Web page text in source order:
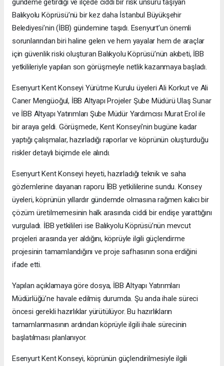
Balıkyolu Köprüsü’nü bir kez daha İstanbul Büyükşehir
Belediyesi’nin (İBB) gündemine taşıdı. Esenyurt’un önemli
sorunlarından biri haline gelen ve hem yayalar hem de araçlar
için güvenlik riski oluşturan Balıkyolu Köprüsü’nün akıbeti, İBB
yetkilileriyle yapılan son görüşmeyle netlik kazanmaya başladı.
Esenyurt Kent Konseyi Yürütme Kurulu üyeleri Ali Korkut ve Ali
Caner Mengüoğul, İBB Altyapı Projeler Şube Müdürü Ulaş Sunar
ve İBB Altyapı Yatırımları Şube Müdür Yardımcısı Murat Erol ile
bir araya geldi. Görüşmede, Kent Konseyi'nin bugüne kadar
yaptığı çalışmalar, hazırladığı raporlar ve köprünün oluşturduğu
riskler detaylı biçimde ele alındı.
Esenyurt Kent Konseyi heyeti, hazırladığı teknik ve saha
gözlemlerine dayanan raporu İBB yetkililerine sundu. Konsey
üyeleri, köprünün yıllardır gündemde olmasına rağmen kalıcı bir
çözüm üretilmemesinin halk arasında ciddi bir endişe yarattığını
vurguladı. İBB yetkilileri ise Balıkyolu Köprüsü’nün mevcut
projeleri arasında yer aldığını, köprüyle ilgili güçlendirme
projesinin tamamlandığını ve proje safhasının sona erdiğini
ifade etti.
Yapılan açıklamaya göre dosya, İBB Altyapı Yatırımları
Müdürlüğü’ne havale edilmiş durumda. Şu anda ihale süreci
öncesi gerekli hazırlıklar yürütülüyor. Bu hazırlıkların
tamamlanmasının ardından köprüyle ilgili ihale sürecinin
başlatılması planlanıyor.
Esenyurt Kent Konseyi, köprünün güçlendirilmesiyle ilgili